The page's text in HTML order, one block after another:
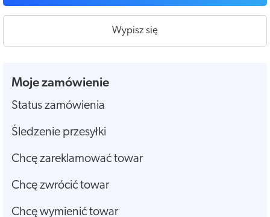
Wypisz się
Moje zamówienie
Status zamówienia
Śledzenie przesyłki
Chcę zareklamować towar
Chcę zwrócić towar
Chcę wymienić towar